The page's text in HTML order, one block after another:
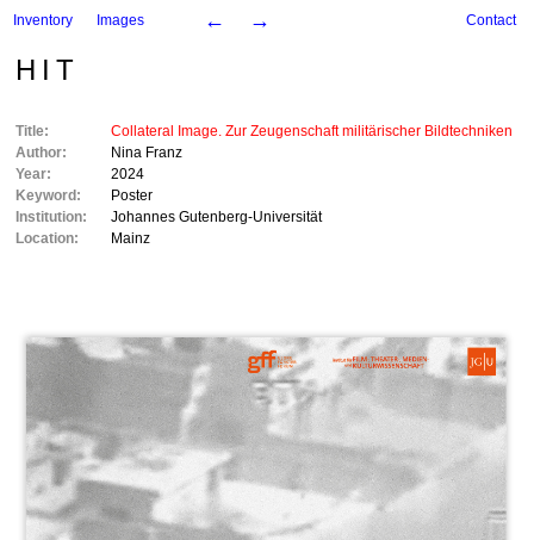
Inventory Images Contact
← →
HIT
Title:
Collateral Image. Zur Zeugenschaft militärischer Bildtechniken
Author:
Nina Franz
Year:
2024
Keyword:
Poster
Institution:
Johannes Gutenberg-Universität
Location:
Mainz